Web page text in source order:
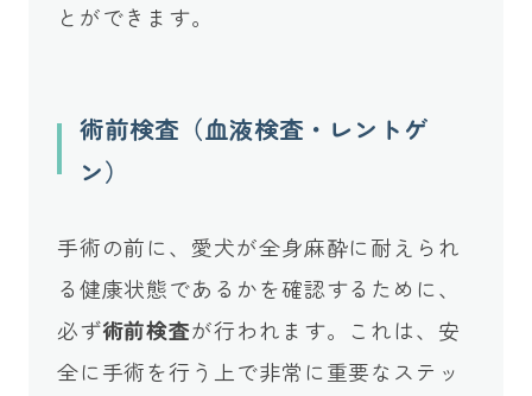
とができます。
術前検査（血液検査・レントゲ
ン）
手術の前に、愛犬が全身麻酔に耐えられ
る健康状態であるかを確認するために、
必ず術前検査が行われます。これは、安
全に手術を行う上で非常に重要なステッ